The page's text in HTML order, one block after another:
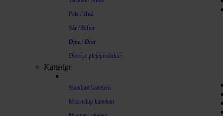
Pels / Hud
Sår / Rifter
Øjne / Ører
Diverse plejeprodukter
Kattedør
Standard kattelem
Microchip kattelem